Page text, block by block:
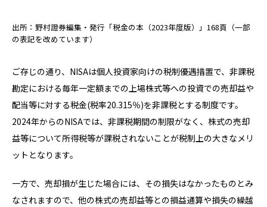
出所：野村證券編集・発行「税金の本（2023年度版）」168頁（一部
の表記を改めています）
ご存じの通り、NISAは個人投資家向けの税制優遇措置で、非課税
勘定における毎年一定額までの上場株式等への投資での売却益や
配当等に対する税金(税率20.315％)を非課税とする制度です。
2024年からのNISAでは、非課税期間の制限がなく、株式の売却
益等について所得税等が課税されないことが税制上の大きなメリ
ットとなります。
一方で、売却損が生じた場合には、その損失はなかったものとみ
なされますので、他の株式の売却益等との損益通算や損失の繰越